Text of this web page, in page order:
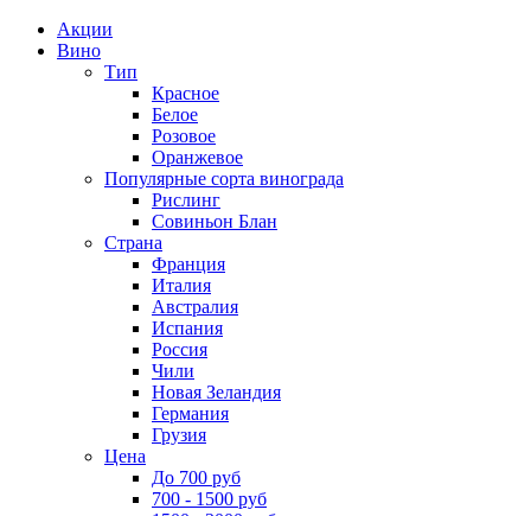
Акции
Вино
Тип
Красное
Белое
Розовое
Оранжевое
Популярные сорта винограда
Рислинг
Совиньон Блан
Страна
Франция
Италия
Австралия
Испания
Россия
Чили
Новая Зеландия
Германия
Грузия
Цена
До 700 руб
700 - 1500 руб